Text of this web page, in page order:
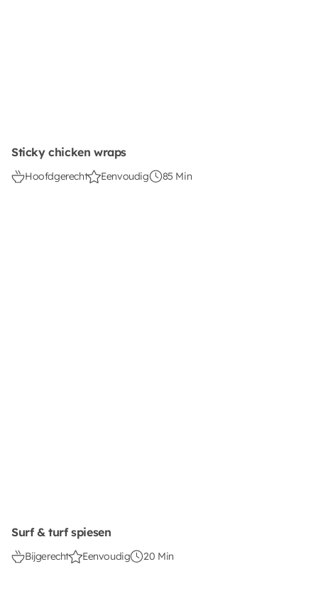
Sticky chicken wraps
Hoofdgerecht Eenvoudig 85 Min
Surf & turf spiesen
Bijgerecht Eenvoudig 20 Min